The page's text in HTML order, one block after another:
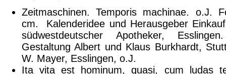
Zeitmaschinen. Temporis machinae. o.J.
cm. Kalenderidee und Herausgeber
südwestdeutscher Apotheker,
Gestaltung Albert und Klaus Burkhardt,
W. Mayer, Esslingen, o.J.
Ita vita est hominum, quasi, cum ludas